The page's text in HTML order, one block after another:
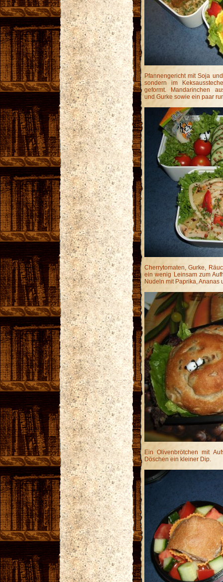
Pfannengericht mit Soja
sondern im
geformt. Mandarinchen
und Gurke sowie ein paar
Cherrytomaten, Gurke,
ein wenig Leinsam zum
Nudeln mit Paprika,
Ein Olivenbrötchen mit
Döschen ein kleiner Dip.